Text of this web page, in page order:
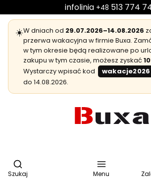
infolinia +48 513 774
☀️W dniach od 29.07.2026–14.08.2026
przerwa wakacyjna w firmie Buxa.
w tym okresie będą realizowane po
zakupu w tym czasie, możesz zyskać
Wystarczy wpisać kod
wakacje2026
do 14.08.2026.
Otwórz wyszukiwarkę
Szukaj Menu